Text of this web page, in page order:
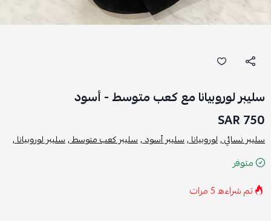
سليبر لوروبيانا مع كعب متوسط - أسود
750 SAR
سليبر نسائي ,لوروبيانا ,سليبر أسود ,سليبر كعب متوسط ,سليبر لوروبيانا ,
متوفر
تم شراءه5مرات